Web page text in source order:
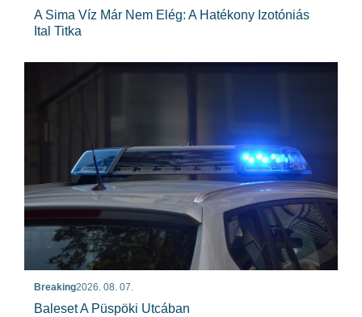
A Sima Víz Már Nem Elég: A Hatékony Izotóniás
Ital Titka
Breaking2026. 08. 07.
Baleset A Püspöki Utcában